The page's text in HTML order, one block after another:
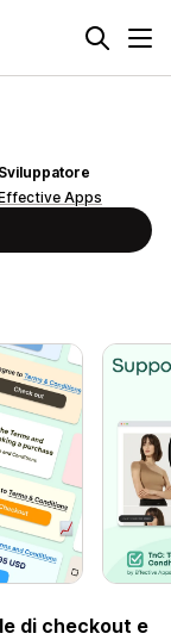
Sviluppatore
Apps
di checkout e